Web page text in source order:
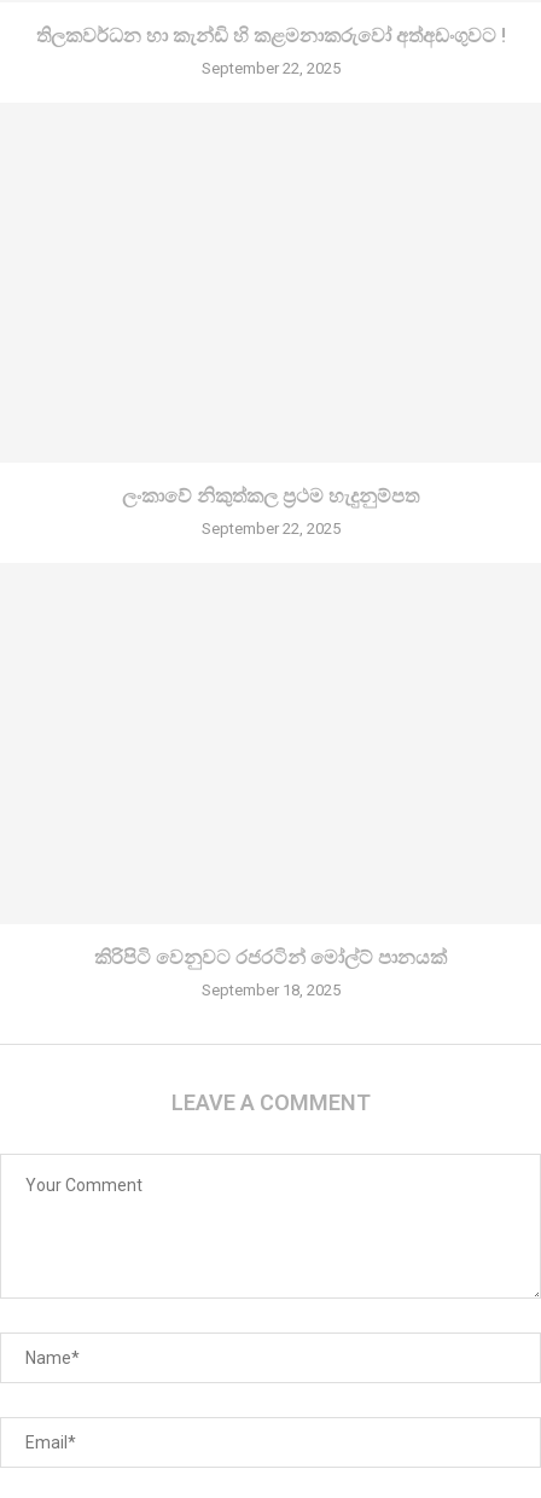
තිලකවර්ධන හා කැන්ඩි හි කළමනාකරුවෝ අත්අඩංගුවට !
September 22, 2025
ලංකාවේ නිකුත්කල ප්‍රථම හැදුනුම්පත
September 22, 2025
කිරි­පිටි වෙනු­වට රජ­ර­ටින් මෝල්ට් පානයක්
September 18, 2025
LEAVE A COMMENT